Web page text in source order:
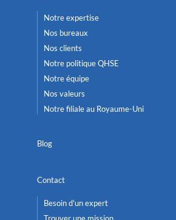
Notre expertise
Nos bureaux
Nos clients
Notre politique QHSE
Notre équipe
Nos valeurs
Notre filiale au Royaume-Uni
Blog
Contact
Besoin d'un expert